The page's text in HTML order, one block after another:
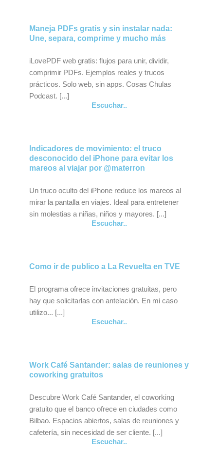
Maneja PDFs gratis y sin instalar nada:
Une, separa, comprime y mucho más
iLovePDF web gratis: flujos para unir, dividir,
comprimir PDFs. Ejemplos reales y trucos
prácticos. Solo web, sin apps. Cosas Chulas
Podcast. [...]
Escuchar..
Indicadores de movimiento: el truco
desconocido del iPhone para evitar los
mareos al viajar por @materron
Un truco oculto del iPhone reduce los mareos al
mirar la pantalla en viajes. Ideal para entretener
sin molestias a niñas, niños y mayores. [...]
Escuchar..
Como ir de publico a La Revuelta en TVE
El programa ofrece invitaciones gratuitas, pero
hay que solicitarlas con antelación. En mi caso
utilizo... [...]
Escuchar..
Work Café Santander: salas de reuniones y
coworking gratuitos
Descubre Work Café Santander, el coworking
gratuito que el banco ofrece en ciudades como
Bilbao. Espacios abiertos, salas de reuniones y
cafetería, sin necesidad de ser cliente. [...]
Escuchar..